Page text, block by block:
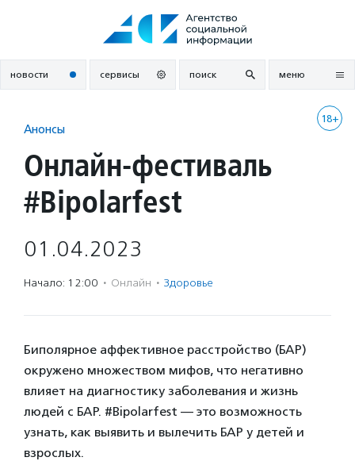
новости сервисы поиск меню
18+
Анонсы
Онлайн-фестиваль
#Bipolarfest
01.04.2023
Начало: 12:00 · Онлайн · Здоровье
Биполярное аффективное расстройство (БАР)
окружено множеством мифов, что негативно
влияет на диагностику заболевания и жизнь
людей с БАР. #Bipolarfest — это возможность
узнать, как выявить и вылечить БАР у детей и
взрослых.